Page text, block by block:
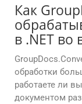
Как
в .NET во
обработки
работаете ли
документом